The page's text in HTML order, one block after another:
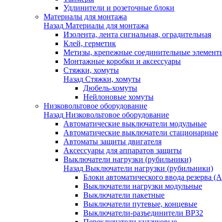
Удлинители и розеточные блоки
Материалы для монтажа
Назад Материалы для монтажа
Изолента, лента сигнальная, оградительная
Клей, герметик
Метизы, крепежные соединительные
Монтажные коробки и аксессуары
Стяжки, хомуты
Назад Стяжки, хомуты
Дюбель-хомуты
Нейлоновые хомуты
Низковольтовое оборудование
Назад Низковольтовое оборудование
Автоматические выключатели модульные
Автоматические выключатели стационарные
Автоматы защиты двигателя
Аксессуары для аппаратов защиты
Выключатели нагрузки (рубильники)
Назад Выключатели нагрузки (рубильники)
Блоки автоматического ввода резерва
Выключатели нагрузки модульные
Выключатели пакетные
Выключатели путевые, концевые
Выключатели-разъединители ВР32